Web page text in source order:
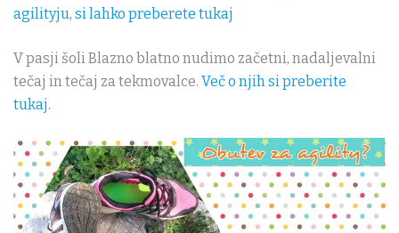
agilityju, si lahko preberete tukaj
V pasji šoli Blazno blatno nudimo začetni, nadaljevalni
tečaj in tečaj za tekmovalce. Več o njih si preberite
tukaj.